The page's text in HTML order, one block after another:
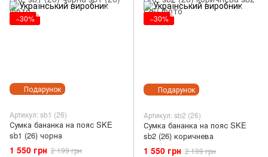
Подарунок
−30%
Артикул: sb1 (26)
Сумка бананка на пояс SKE
sb1 (26) чорна
1 550 грн 2 199 грн
Подарунок
−30%
Артикул: sb2 (26)
Сумка бананка на пояс SKE
sb2 (26) коричнева
1 550 грн 2 199 грн